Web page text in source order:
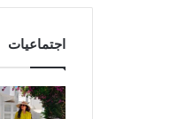
اجتماعيات